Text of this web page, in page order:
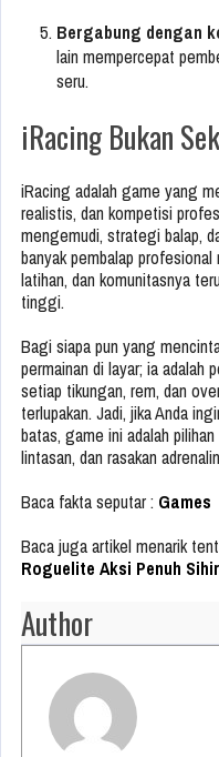
Bergabung dengan
lain mempercepat
seru.
iRacing Bukan
iRacing adalah game yang
realistis, dan kompetisi
mengemudi, strategi balap,
banyak pembalap
latihan, dan komunitasnya
tinggi.
Bagi siapa pun yang
permainan di layar; ia adalah
setiap tikungan, rem, dan
terlupakan. Jadi, jika Anda
batas, game ini adalah
lintasan, dan rasakan
Baca fakta seputar : Games
Baca juga artikel menarik
Roguelite Aksi Penuh
Author